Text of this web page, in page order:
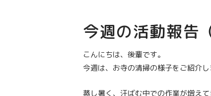
今週の活動報告
こんにちは、後輩です。
今週は、お寺の清掃の様子をご紹介し
蒸し暑く、汗ばむ中での作業が増え